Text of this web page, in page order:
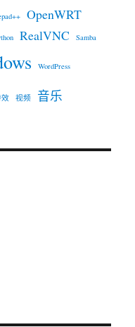
OpenWRT
RealVNC Samba
WordPress
效 视频 音乐